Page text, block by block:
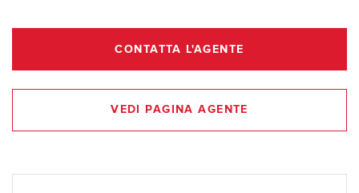
CONTATTA L'AGENTE
VEDI PAGINA AGENTE